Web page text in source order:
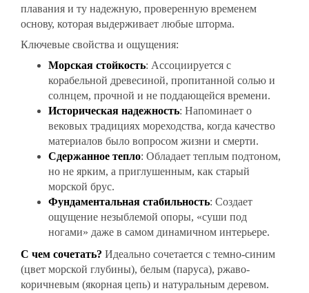
плавания и ту надежную, проверенную временем
основу, которая выдерживает любые шторма.
Ключевые свойства и ощущения:
Морская стойкость: Ассоциируется с
корабельной древесиной, пропитанной солью и
солнцем, прочной и не поддающейся времени.
Историческая надежность: Напоминает о
вековых традициях мореходства, когда качество
материалов было вопросом жизни и смерти.
Сдержанное тепло: Обладает теплым подтоном,
но не ярким, а приглушенным, как старый
морской брус.
Фундаментальная стабильность: Создает
ощущение незыблемой опоры, «суши под
ногами» даже в самом динамичном интерьере.
С чем сочетать? Идеально сочетается с темно-синим
(цвет морской глубины), белым (паруса), ржаво-
коричневым (якорная цепь) и натуральным деревом.